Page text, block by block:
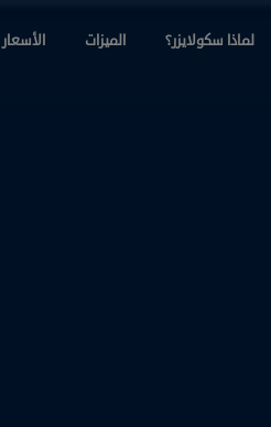
لماذا سكولايزر؟ الميزات الأسعار